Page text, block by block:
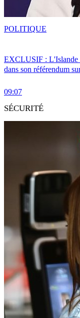
EXCLUSIF : L'Islande
dans son référendum
09:07
POLITIQUE
SÉCURITÉ